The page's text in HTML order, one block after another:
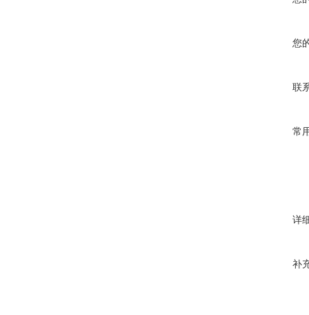
您
联
常
详
补